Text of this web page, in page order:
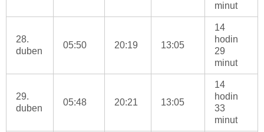
minut
28.
duben
05:50 20:19 13:05
14
hodin
29
minut
29.
duben
05:48 20:21 13:05
14
hodin
33
minut